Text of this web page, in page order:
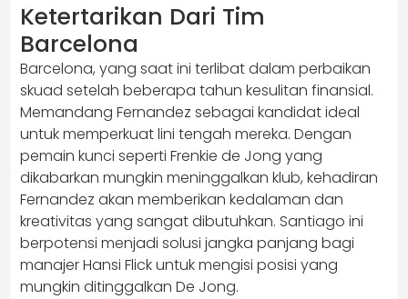
Ketertarikan Dari Tim
Barcelona
Barcelona, yang saat ini terlibat dalam perbaikan
skuad setelah beberapa tahun kesulitan finansial.
Memandang Fernandez sebagai kandidat ideal
untuk memperkuat lini tengah mereka. Dengan
pemain kunci seperti Frenkie de Jong yang
dikabarkan mungkin meninggalkan klub, kehadiran
Fernandez akan memberikan kedalaman dan
kreativitas yang sangat dibutuhkan. Santiago ini
berpotensi menjadi solusi jangka panjang bagi
manajer Hansi Flick untuk mengisi posisi yang
mungkin ditinggalkan De Jong.